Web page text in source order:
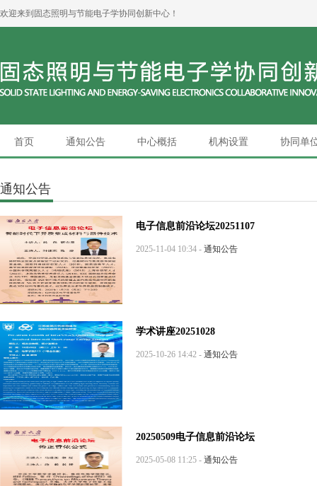
欢迎来到固态照明与节能电子学协同创新中心！
首页 通知公告 中心概括 机构设置 协同单
通知公告
电子信息前沿论坛20251107
2025-11-04 10:34 - 通知公告
学术讲座20251028
2025-10-26 14:42 - 通知公告
20250509电子信息前沿论坛
2025-05-08 11:25 - 通知公告